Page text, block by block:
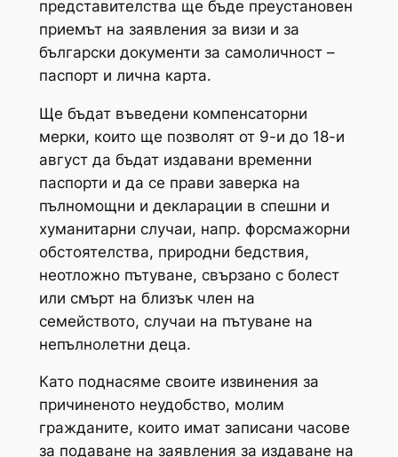
представителства ще бъде преустановен
приемът на заявления за визи и за
български документи за самоличност –
паспорт и лична карта.
Ще бъдат въведени компенсаторни
мерки, които ще позволят от 9-и до 18-и
август да бъдат издавани временни
паспорти и да се прави заверка на
пълномощни и декларации в спешни и
хуманитарни случаи, напр. форсмажорни
обстоятелства, природни бедствия,
неотложно пътуване, свързано с болест
или смърт на близък член на
семейството, случаи на пътуване на
непълнолетни деца.
Като поднасяме своите извинения за
причиненото неудобство, молим
гражданите, които имат записани часове
за подаване на заявления за издаване на